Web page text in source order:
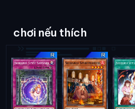
chơi nếu thích